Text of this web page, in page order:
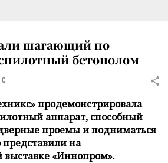
шагающий по
бетонолом
0
продемонстрировала
аппарат, способный
проемы и подниматься
на
выставке «Иннопром».